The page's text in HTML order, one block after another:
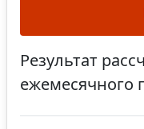
Результат
ежемесячного